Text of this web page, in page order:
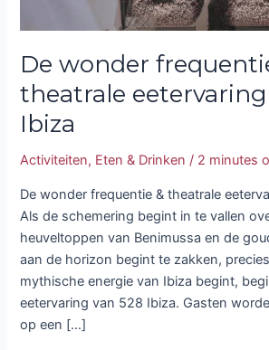
De wonder
theatrale eetervaring
Ibiza
Activiteiten, Eten & Drinken / 2 minutes
De wonder frequentie & theatrale
Als de schemering begint in te vallen
heuveltoppen van Benimussa en de
aan de horizon begint te zakken,
mythische energie van Ibiza begint,
eetervaring van 528 Ibiza. Gasten
op een […]